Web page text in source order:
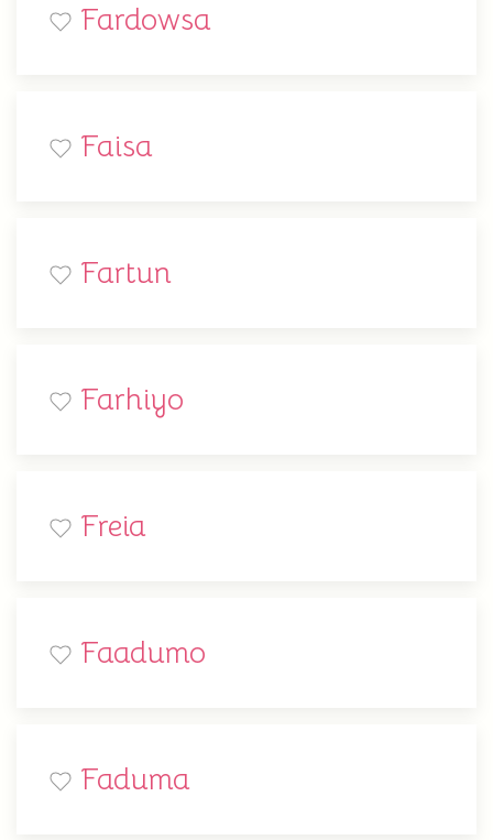
Fardowsa
Faisa
Fartun
Farhiyo
Freia
Faadumo
Faduma